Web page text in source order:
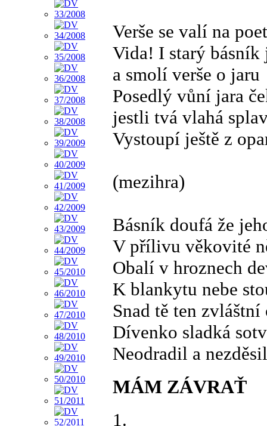
Verše se valí na
Vida! I starý básník
a smolí verše o jaru
Posedlý vůní jara
jestli tvá vlahá
Vystoupí ještě z
(mezihra)
Básník doufá že
V přílivu věkovité
Obalí v hroznech
K blankytu nebe
Snad tě ten zvláštní
Dívenko sladká
Neodradil a
MÁM ZÁVRAŤ
1.